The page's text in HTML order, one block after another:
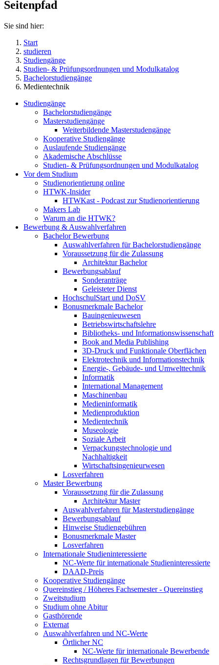
Seitenpfad
Sie sind hier:
Start
studieren
Studiengänge
Studien- & Prüfungsordnungen und Modulkatalog
Bachelorstudiengänge
Medientechnik
Studiengänge
Bachelorstudiengänge
Masterstudiengänge
Weiterbildende Masterstudengänge
Kooperative Studiengänge
Auslaufende Studiengänge
Akademische Abschlüsse
Studien- & Prüfungsordnungen und Modulkatalog
Vor dem Studium
Studienorientierung online
HTWK-Insider
HTWKast - Podcast zur Studienorientierung
Makers Lab
Warum an die HTWK?
Bewerbung & Auswahlverfahren
Bachelor Bewerbung
Auswahlverfahren für Bachelorstudiengänge
Voraussetzung für die Zulassung
Architektur Bachelor
Bewerbungsablauf
Sonderanträge
Geleisteter Dienst
HochschulStart und DoSV
Bonusmerkmale Bachelor
Bauingenieuwesen
Betriebswirtschaftslehre
Bibliotheks- und Informationswissenschaft
Book and Media Publishing
3D-Druck und Funktionale Oberflächen
Elektrotechnik und Informationstechnik
Energie-, Gebäude- und Umwelttechnik
Informatik
International Management
Maschinenbau
Medieninformatik
Medienproduktion
Medientechnik
Museologie
Soziale Arbeit
Verpackungstechnologie und
Nachhaltigkeit
Wirtschaftsingenieurwesen
Losverfahren
Master Bewerbung
Voraussetzung für die Zulassung
Architektur Master
Auswahlverfahren für Masterstudiengänge
Bewerbungsablauf
Hinweise Studiengebühren
Bonusmerkmale Master
Losverfahren
Internationale Studieninteressierte
NC-Werte für internationale Studieninteressierte
DAAD-Preis
Kooperative Studiengänge
Quereinstieg / Höheres Fachsemester - Quereinstieg
Zweitstudium
Studium ohne Abitur
Gasthörende
Externat
Auswahlverfahren und NC-Werte
Örtlicher NC
NC-Werte für internationale Bewerbende
Rechtsgrundlagen für Bewerbungen